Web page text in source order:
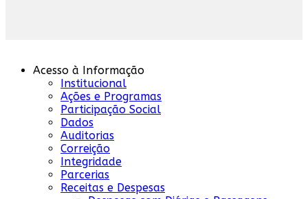
Acesso à Informação
Institucional
Ações e Programas
Participação Social
Dados
Auditorias
Correição
Integridade
Parcerias
Receitas e Despesas